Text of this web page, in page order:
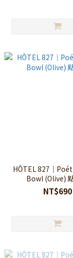
HÔTEL 827｜
Bowl (Olive)
NT$690